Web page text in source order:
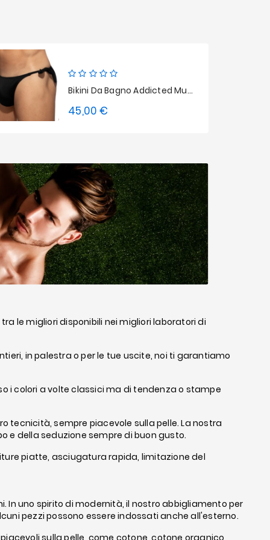
Bikini Da Bagno Addicted Multi-Cord Brief - Nero
45,00 €
le migliori disponibili nei migliori laboratori di
in palestra o per le tue uscite, noi ti garantiamo
i colori a volte classici ma di tendenza o stampe
tecnicità, sempre piacevole sulla pelle. La nostra
e della seduzione sempre di buon gusto.
piatte, asciugatura rapida, limitazione del
uno spirito di modernità, il nostro abbigliamento per
pezzi possono essere indossati anche all'esterno.